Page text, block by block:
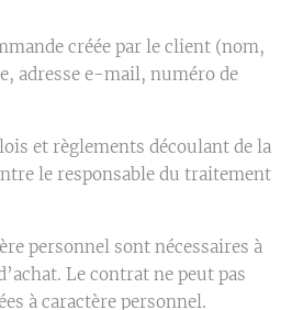
créée par le client (nom,
adresse e-mail, numéro de
et règlements découlant de la
le responsable du traitement
personnel sont nécessaires à
Le contrat ne peut pas
à caractère personnel.